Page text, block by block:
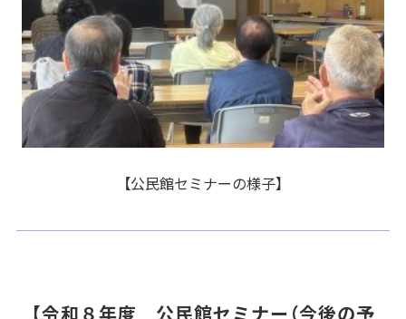
【公民館セミナーの様子】
【令和８年度 公民館セミナー（今後の予